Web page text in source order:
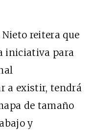
reitera que
iniciativa para
a existir, tendrá
de tamaño
y